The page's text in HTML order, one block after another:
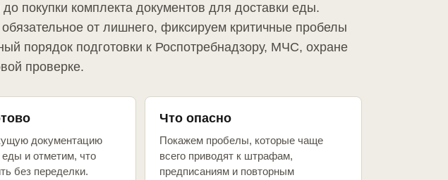
покупки комплекта документов для доставки еды.
от лишнего, фиксируем критичные пробелы
порядок подготовки к Роспотребнадзору, МЧС, охране
проверке.
документацию
еды и отметим, что
без переделки.
Что опасно
Покажем пробелы, которые чаще
всего приводят к штрафам,
предписаниям и повторным